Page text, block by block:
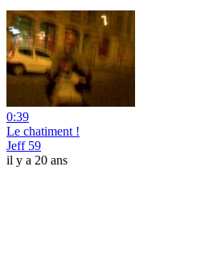
0:39
Le chatiment !
Jeff 59
il y a 20 ans